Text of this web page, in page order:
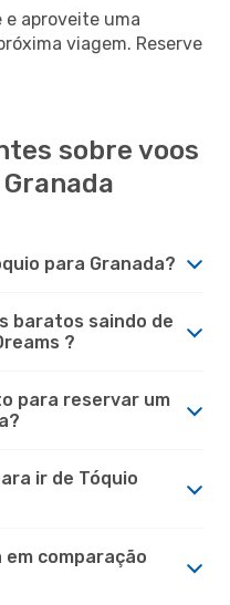
e aproveite uma
viagem. Reserve
sobre voos
para Granada?
baratos saindo de
?
para reservar um
ir de Tóquio
em comparação